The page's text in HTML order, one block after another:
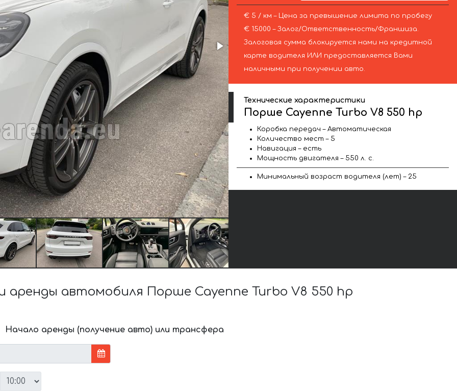
€ 5 / км – Цена за превышение лимита по пробегу
€ 15000 – Залог/Ответственность/Франшиза.
Залоговая сумма блокируется нами на кредитной
карте водителя ИЛИ предоставляется Вами
наличными при получении авто.
Технические характеристики
Порше Cayenne Turbo V8 550 hp
Коробка передач – Автоматическая
Количество мест – 5
Навигация – есть
Мощность двигателя – 550 л. с.
Минимальный возраст водителя (лет) – 25
автомобиля Порше Cayenne Turbo V8 550 hp
Начало аренды (получение авто) или трансфера